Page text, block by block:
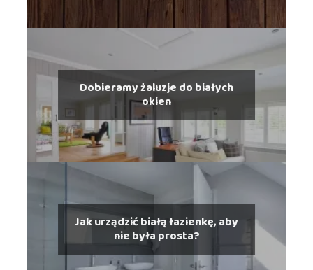
Dobieramy żaluzje do białych
okien
Jak urządzić białą łazienkę, aby
nie była prosta?